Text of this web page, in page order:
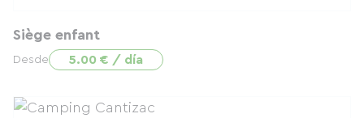
Siège enfant
Desde 5.00 € / día